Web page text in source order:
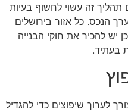
תהליך זה עשוי לחשוף בעיות
הנכס. כל אזור בירושלים
יש להכיר את חוקי הבנייה
בעתיד.
לערוך שיפוצים כדי להגדיל